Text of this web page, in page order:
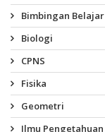
Bimbingan Belajar
Biologi
CPNS
Fisika
Geometri
Ilmu Pengetahuan